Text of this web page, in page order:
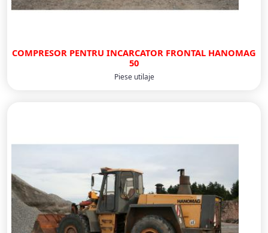
COMPRESOR PENTRU INCARCATOR FRONTAL HANOMAG
50
Piese utilaje